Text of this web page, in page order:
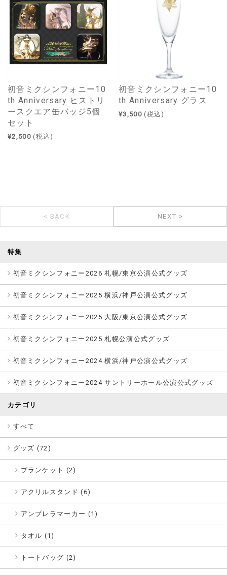
初音ミクシンフォニー10
th Anniversary ヒストリ
ースクエア缶バッジ5個
セット
¥2,500 (税込)
初音ミクシンフォニー10
th Anniversary グラス
¥3,500 (税込)
< BACK NEXT >
特集
初音ミクシンフォニー2026 札幌/東京公演公式グッズ
初音ミクシンフォニー2025 横浜/神戸公演公式グッズ
初音ミクシンフォニー2025 大阪/東京公演公式グッズ
初音ミクシンフォニー2025 札幌公演公式グッズ
初音ミクシンフォニー2024 横浜/神戸公演公式グッズ
初音ミクシンフォニー2024 サントリーホール公演公式グッズ
カテゴリ
すべて
グッズ (72)
ブランケット (2)
アクリルスタンド (6)
アンブレラマーカー (1)
タオル (1)
トートバッグ (2)